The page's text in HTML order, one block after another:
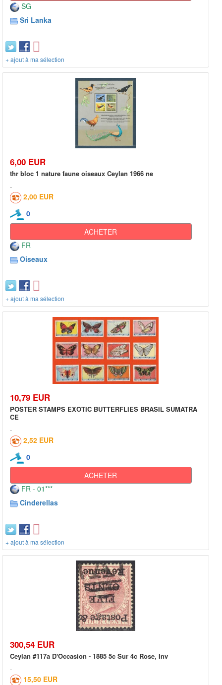
SG
Sri Lanka
+ ajout à ma sélection
6,00 EUR
thr bloc 1 nature faune oiseaux Ceylan 1966 ne
2,00 EUR
0
ACHETER
FR
Oiseaux
+ ajout à ma sélection
10,79 EUR
POSTER STAMPS EXOTIC BUTTERFLIES BRASIL SUMATRA
CE
2,52 EUR
0
ACHETER
FR - 01***
Cinderellas
+ ajout à ma sélection
300,54 EUR
Ceylan #117a D'Occasion - 1885 5c Sur 4c Rose, Inv
15,50 EUR